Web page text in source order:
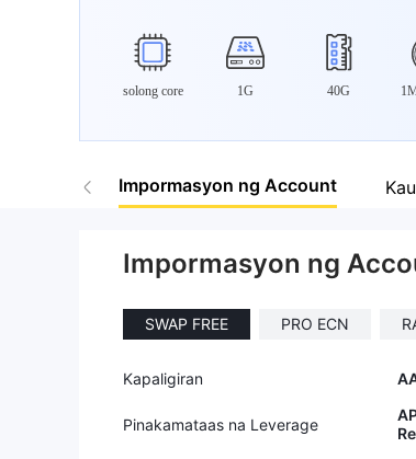
solong core 1G 40G
Impormasyon ng Account
Impormasyon ng
SWAP FREE PRO ECN
Kapaligiran
Pinakamataas na Leverage